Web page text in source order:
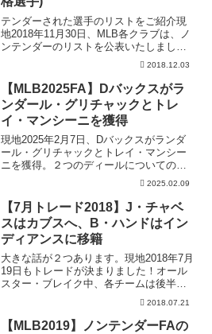
テンダーされた選手のリストをご紹介現
地2018年11月30日、MLB各クラブは、ノ
ンテンダーのリストを公表いたしまし
2018.12.03
【MLB2025FA】Dバックスがラ
ンダール・グリチャックとトレ
イ・マンシーニを獲得
現地2025年2月7日、Dバックスがランダ
ール・グリチャックとトレイ・マンシー
ニを獲得。２つのディールについての詳
2025.02.09
【7月トレード2018】J・チャベ
スはカブスへ、B・ハンドはイン
ディアンスに移籍
大きな話が２つあります。現地2018年7月
19日もトレードが決まりました！オール
スター・ブレイク中、各チームは後半戦
2018.07.21
【MLB2019】ノンテンダーFAの